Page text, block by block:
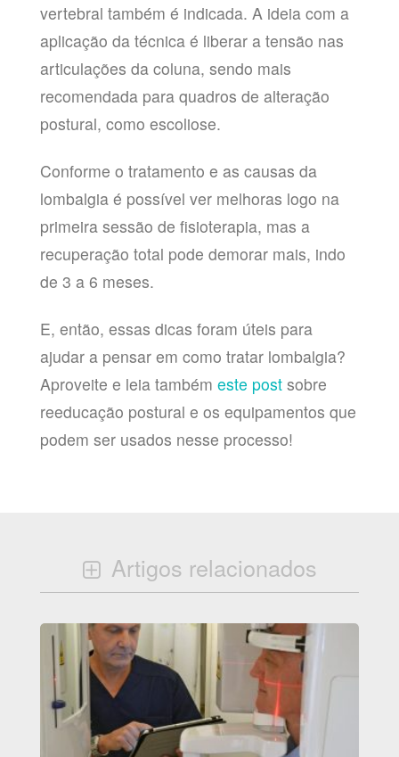
vertebral também é indicada. A ideia com a
aplicação da técnica é liberar a tensão nas
articulações da coluna, sendo mais
recomendada para quadros de alteração
postural, como escoliose.
Conforme o tratamento e as causas da
lombalgia é possível ver melhoras logo na
primeira sessão de fisioterapia, mas a
recuperação total pode demorar mais, indo
de 3 a 6 meses.
E, então, essas dicas foram úteis para
ajudar a pensar em como tratar lombalgia?
Aproveite e leia também este postsobre
reeducação postural e os equipamentos que
podem ser usados nesse processo!
Artigos relacionados